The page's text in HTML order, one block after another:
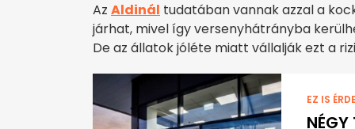
Az Aldinál tudatában vannak azzal a
járhat, mivel így versenyhátrányba
De az állatok jóléte miatt vállalják ezt a
EZ IS
NÉGY